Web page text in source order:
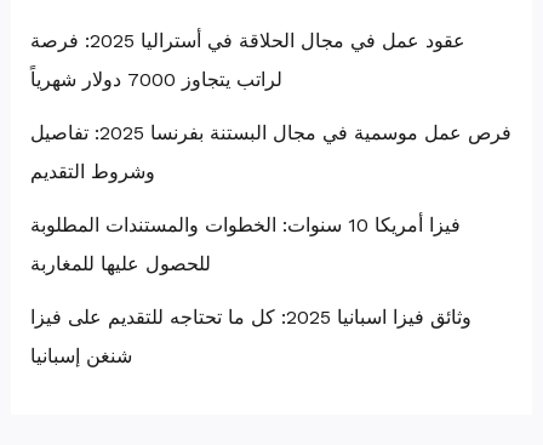
عقود عمل في مجال الحلاقة في أستراليا 2025: فرصة
لراتب يتجاوز 7000 دولار شهرياً
فرص عمل موسمية في مجال البستنة بفرنسا 2025: تفاصيل
وشروط التقديم
فيزا أمريكا 10 سنوات: الخطوات والمستندات المطلوبة
للحصول عليها للمغاربة
وثائق فيزا اسبانيا 2025: كل ما تحتاجه للتقديم على فيزا
شنغن إسبانيا